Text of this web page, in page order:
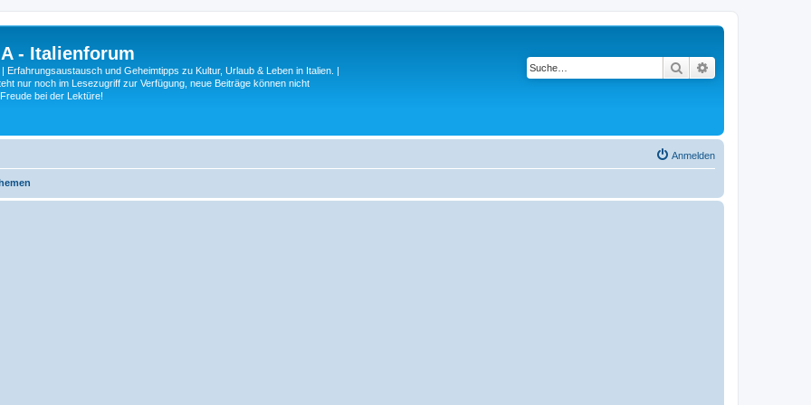
- Italienforum
Erfahrungsaustausch und Geheimtipps zu Kultur, Urlaub & Leben in Italien. |
nur noch im Lesezugriff zur Verfügung, neue Beiträge können nicht
bei der Lektüre!
Suche
Anmelden